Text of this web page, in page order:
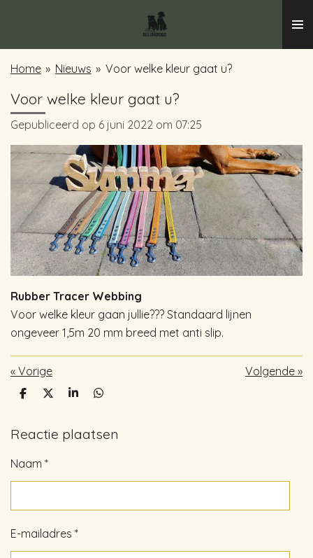
naar
de
Home » Nieuws » Voor welke kleur gaat u?
Voor welke kleur gaat u?
Gepubliceerd op 6 juni 2022 om 07:25
Rubber Tracer Webbing
Voor welke kleur gaan jullie??? Standaard lijnen
ongeveer 1,5m 20 mm breed met anti slip.
« Vorige Volgende »
D
e
n
D
l
S
r
e
D
e
n
Reactie plaatsen
Naam *
E-mailadres *